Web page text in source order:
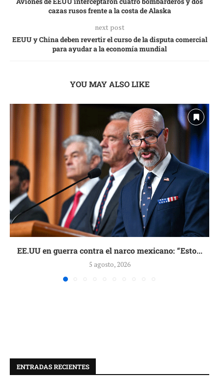
cazas rusos frente a la costa de Alaska
next post
EEUU y China deben revertir el curso de la disputa comercial
para ayudar a la economía mundial
YOU MAY ALSO LIKE
EE.UU en guerra contra el narco mexicano: “Esto...
5 agosto, 2026
ENTRADAS RECIENTES